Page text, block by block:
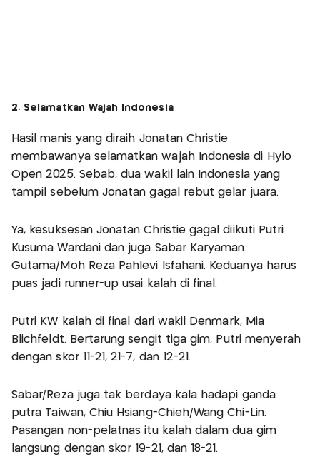
2. Selamatkan Wajah Indonesia
Hasil manis yang diraih Jonatan Christie
membawanya selamatkan wajah Indonesia di Hylo
Open 2025. Sebab, dua wakil lain Indonesia yang
tampil sebelum Jonatan gagal rebut gelar juara.
Ya, kesuksesan Jonatan Christie gagal diikuti Putri
Kusuma Wardani dan juga Sabar Karyaman
Gutama/Moh Reza Pahlevi Isfahani. Keduanya harus
puas jadi runner-up usai kalah di final.
Putri KW kalah di final dari wakil Denmark, Mia
Blichfeldt. Bertarung sengit tiga gim, Putri menyerah
dengan skor 11-21, 21-7, dan 12-21.
Sabar/Reza juga tak berdaya kala hadapi ganda
putra Taiwan, Chiu Hsiang-Chieh/Wang Chi-Lin.
Pasangan non-pelatnas itu kalah dalam dua gim
langsung dengan skor 19-21, dan 18-21.